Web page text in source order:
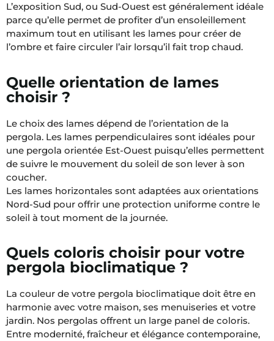
L’exposition Sud, ou Sud-Ouest est généralement idéale
parce qu’elle permet de profiter d’un ensoleillement
maximum tout en utilisant les lames pour créer de
l’ombre et faire circuler l’air lorsqu’il fait trop chaud.
Quelle orientation de lames
choisir ?
Le choix des lames dépend de l’orientation de la
pergola. Les lames perpendiculaires sont idéales pour
une pergola orientée Est-Ouest puisqu’elles permettent
de suivre le mouvement du soleil de son lever à son
coucher.
Les lames horizontales sont adaptées aux orientations
Nord-Sud pour offrir une protection uniforme contre le
soleil à tout moment de la journée.
Quels coloris choisir pour votre
pergola bioclimatique ?
La couleur de votre pergola bioclimatique doit être en
harmonie avec votre maison, ses menuiseries et votre
jardin. Nos pergolas offrent un large panel de coloris.
Entre modernité, fraîcheur et élégance contemporaine,